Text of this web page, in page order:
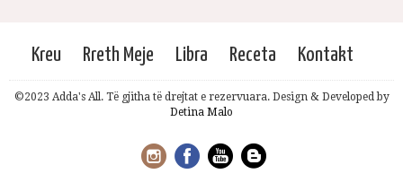
Kreu Rreth Meje Libra Receta Kontakt
©2023 Adda's All. Të gjitha të drejtat e rezervuara. Design & Developed by
Detina Malo